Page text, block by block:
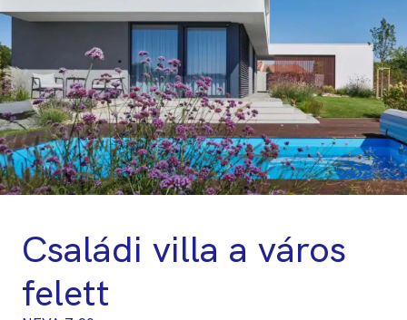
Családi villa a város
felett